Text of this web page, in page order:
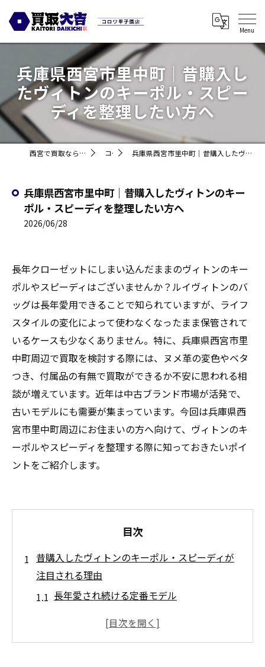
兵庫県西宮市里中町｜昔購入し
たヴィトンのキーポル・スピー
ディを整理したい方へ
西宮で買取なら買取大吉コロワ甲子園店 コラム 兵庫県西宮市里中町｜昔購入したヴィトンのキーポル・スピーディを整理したい方へ
兵庫県西宮市里中町｜昔購入したヴィトンのキー
ポル・スピーディを整理したい方へ
2026/06/28
長年クローゼットにしまい込んだままのヴィトンのキー
ポルやスピーディはございませんか？ルイヴィトンのバ
ッグは長年愛用できることで知られていますが、ライフ
スタイルの変化によって使わなくなったまま保管されて
いるケースも少なくありません。特に、兵庫県西宮市里
中町周辺で買取を検討する際には、ヌメ革の変色やベタ
つき、付属品の有無で買取ができるか不安に思われる相
談が増えています。近年は中古ブランド市場が活発で、
古いモデルにも需要が集まっています。今回は兵庫県西
宮市里中町周辺にお住まいの方へ向けて、ヴィトンのキ
ーポルやスピーディを整理する際に知っておきたいポイ
ントをご紹介します。
目次
昔購入したヴィトンのキーポル・スピーディが
注目される理由
長年愛され続ける定番モデル
旅行スタイルの変化で使わなくなった方が